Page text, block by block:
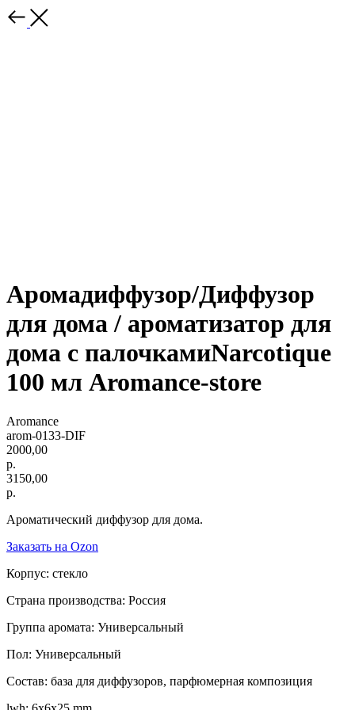
Аромадиффузор/Диффузор
для дома / ароматизатор для
дома с палочкамиNarcotique
100 мл Aromance-store
Aromance
arom-0133-DIF
2000,00
р.
3150,00
р.
Ароматический диффузор для дома.
Заказать на Ozon
Корпус: стекло
Страна производства: Россия
Группа аромата: Универсальный
Пол: Универсальный
Состав: база для диффузоров, парфюмерная композиция